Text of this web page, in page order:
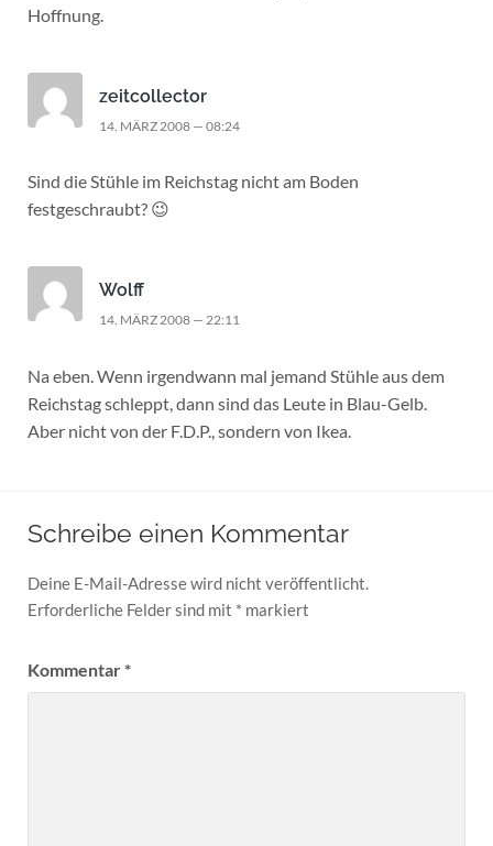
Hoffnung.
zeitcollector
14. MÄRZ 2008 — 08:24
Sind die Stühle im Reichstag nicht am Boden
festgeschraubt? 😉
Wolff
14. MÄRZ 2008 — 22:11
Na eben. Wenn irgendwann mal jemand Stühle aus dem
Reichstag schleppt, dann sind das Leute in Blau-Gelb.
Aber nicht von der F.D.P., sondern von Ikea.
Schreibe einen Kommentar
Deine E-Mail-Adresse wird nicht veröffentlicht.
Erforderliche Felder sind mit * markiert
Kommentar*